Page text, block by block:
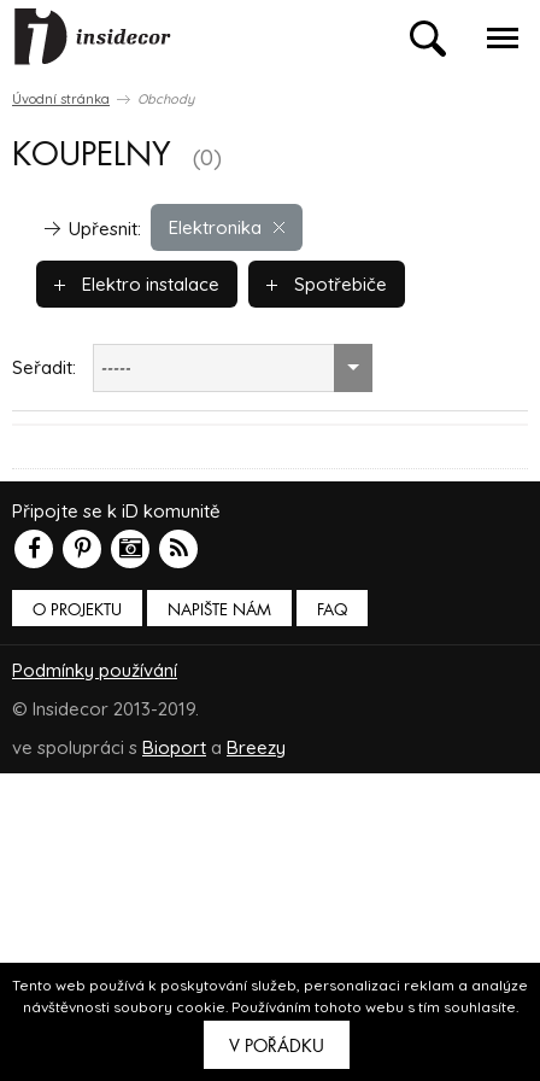
Tento web používá k poskytování služeb, personalizaci reklam a analýze
návštěvnosti soubory cookie. Používáním tohoto webu s tím souhlasíte.
V POŘÁDKU
Úvodní stránka Obchody
KOUPELNY (0)
Elektronika
Upřesnit:
Elektro instalace Spotřebiče
Seřadit: -----
O PROJEKTU NAPIŠTE NÁM
Připojte se k iD komunitě
FAQ
Podmínky používání
© Insidecor 2013-2019.
ve spolupráci s Bioport a Breezy